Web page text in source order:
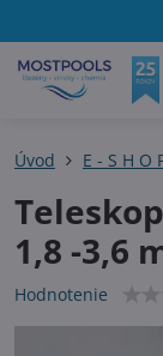
Úvod E - S H O
1,8 -3,6
Hodnotenie